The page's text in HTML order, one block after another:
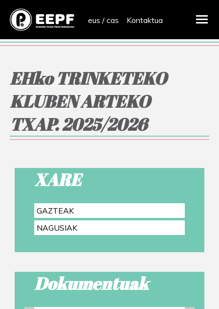
eus / cas Kontaktua
EHko TRINKETEKO
KLUBEN ARTEKO
TXAP. 2025/2026
XARE
GAZTEAK
NAGUSIAK
Dokumentuak